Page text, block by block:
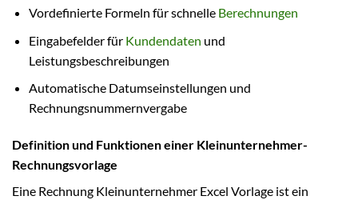
Vordefinierte Formeln für schnelle Berechnungen
Eingabefelder für Kundendaten und
Leistungsbeschreibungen
Automatische Datumseinstellungen und
Rechnungsnummernvergabe
Definition und Funktionen einer Kleinunternehmer-
Rechnungsvorlage
Eine Rechnung Kleinunternehmer Excel Vorlage ist ein